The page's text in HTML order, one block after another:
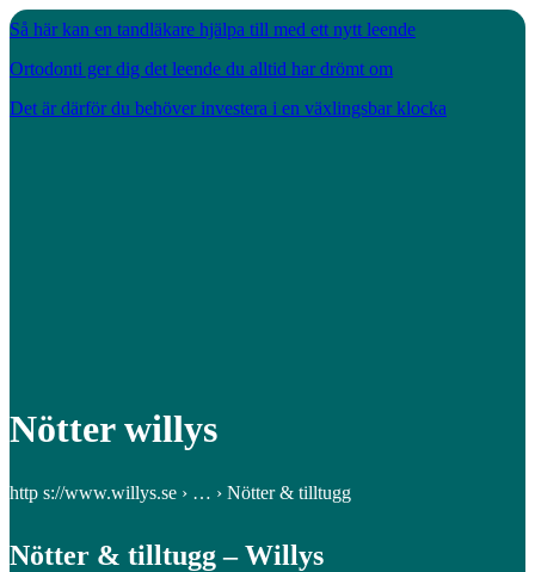
Så här kan en tandläkare hjälpa till med ett nytt leende
Ortodonti ger dig det leende du alltid har drömt om
Det är därför du behöver investera i en växlingsbar klocka
Nötter willys
http s://www.willys.se › … › Nötter & tilltugg
Nötter & tilltugg – Willys